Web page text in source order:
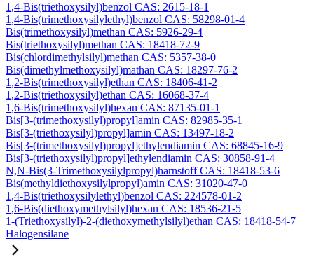
1,4-Bis(triethoxysilyl)benzol CAS: 2615-18-1
1,4-Bis(trimethoxysilylethyl)benzol CAS: 58298-01-4
Bis(trimethoxysilyl)methan CAS: 5926-29-4
Bis(triethoxysilyl)methan CAS: 18418-72-9
Bis(chlordimethylsilyl)methan CAS: 5357-38-0
Bis(dimethylmethoxysilyl)mathan CAS: 18297-76-2
1,2-Bis(trimethoxysilyl)ethan CAS: 18406-41-2
1,2-Bis(triethoxysilyl)ethan CAS: 16068-37-4
1,6-Bis(trimethoxysilyl)hexan CAS: 87135-01-1
Bis[3-(trimethoxysilyl)propyl]amin CAS: 82985-35-1
Bis[3-(triethoxysilyl)propyl]amin CAS: 13497-18-2
Bis[3-(trimethoxysilyl)propyl]ethylendiamin CAS: 68845-16-9
Bis[3-(triethoxysilyl)propyl]ethylendiamin CAS: 30858-91-4
N,N-Bis(3-Trimethoxysilylpropyl)harnstoff CAS: 18418-53-6
Bis(methyldiethoxysilylpropyl)amin CAS: 31020-47-0
1,4-Bis(triethoxysilylethyl)benzol CAS: 224578-01-2
1,6-Bis(diethoxymethylsilyl)hexan CAS: 18536-21-5
1-(Triethoxysilyl)-2-(diethoxymethylsilyl)ethan CAS: 18418-54-7
Halogensilane